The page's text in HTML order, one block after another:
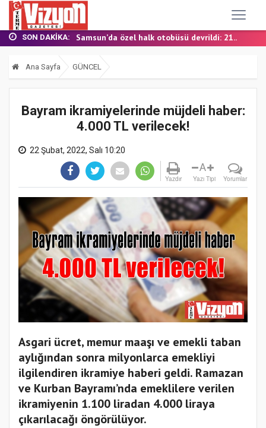
SON DAKIKA:
TERME MHP’DE KONGRE HEYECANI
YALI MAHALLESİ’NDE DOĞALGAZ İÇİN İLK KAZ...
Samsun’da özel halk otobüsü devrildi: 21...
FINDIK BAHÇESİNDE YANMIŞ HALDE ÖLÜ BULUN...
TERME MHP’DE KONGRE HEYECANI
Ana Sayfa GÜNCEL
Bayram ikramiyelerinde müjdeli haber:
4.000 TL verilecek!
22 Şubat, 2022, Salı 10:20
Yazdır
A
Yazı Tipi Yorumlar
Asgari ücret, memur maaşı ve emekli taban
aylığından sonra milyonlarca emekliyi
ilgilendiren ikramiye haberi geldi. Ramazan
ve Kurban Bayramı’nda emeklilere verilen
ikramiyenin 1.100 liradan 4.000 liraya
çıkarılacağı öngörülüyor.